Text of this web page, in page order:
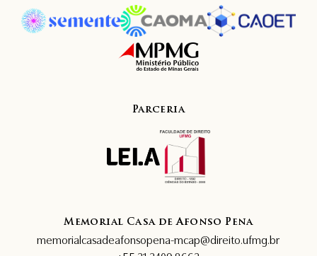
Parceria
Memorial Casa de Afonso Pena
memorialcasadeafonsopena-mcap@direito.ufmg.br